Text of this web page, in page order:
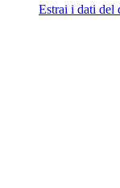
Estrai i dati del